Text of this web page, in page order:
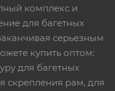
комплекс и
для багетных
серьезным
купить оптом:
для багетных
скрепления рам, для